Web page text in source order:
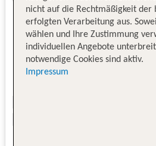
nicht auf die Rechtmäßigkeit der
erfolgten Verarbeitung aus.
wählen und Ihre Zustimmung
individuellen Angebote
notwendige Cookies sind aktiv.
Impressum